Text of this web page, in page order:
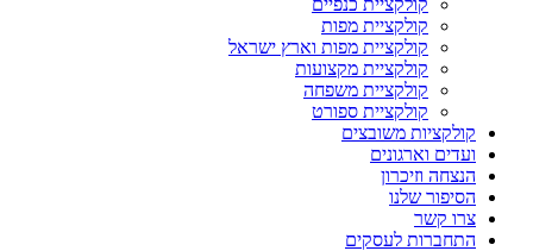
קולקציית מפות
קולקציית מפות וארץ ישראל
קולקציית מקצועות
קולקציית משפחה
קולקציית ספורט
קולקציות משובצים
ועדים וארגונים
הנצחה וזיכרון
הסיפור שלנו
צרו קשר
התחברות לעסקים